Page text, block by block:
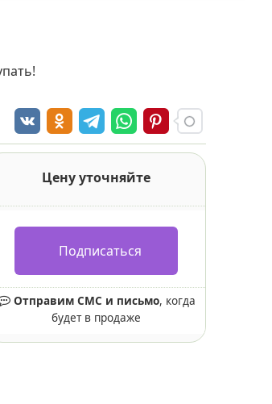
Цену уточняйте
Подписаться
Отправим СМС и письмо, когда
будет в продаже